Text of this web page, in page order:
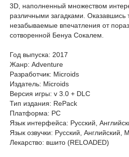
3D, наполненный множеством
различными загадками. Оказавшись
незабываемые впечатления от
сотворенной Бенуа Сокалем.
Год выпуска: 2017
Жанр: Adventure
Разработчик: Microids
Издатель: Microids
Версия игры: v 3.0 + DLC
Тип издания: RePack
Платформа: PC
Язык интерфейса: Русский,
Язык озвучки: Русский, Английский,
Лекарство: вшито (RELOADED)